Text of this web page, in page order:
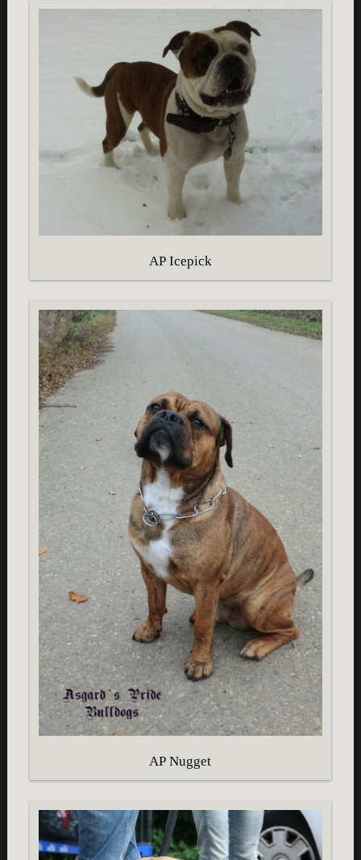
AP Icepick
AP Nugget